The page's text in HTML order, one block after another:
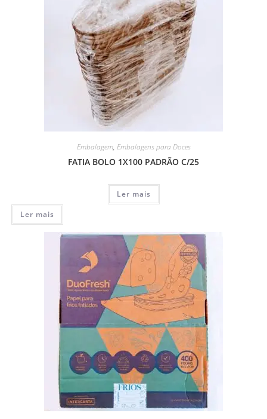
Embalagem, Embalagens para Doces
FATIA BOLO 1X100 PADRÃO C/25
Ler mais
Ler mais